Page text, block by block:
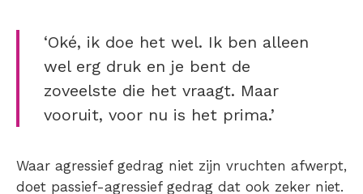
‘Oké, ik doe het wel. Ik ben alleen
wel erg druk en je bent de
zoveelste die het vraagt. Maar
vooruit, voor nu is het prima.’
Waar agressief gedrag niet zijn vruchten afwerpt,
doet passief-agressief gedrag dat ook zeker niet.